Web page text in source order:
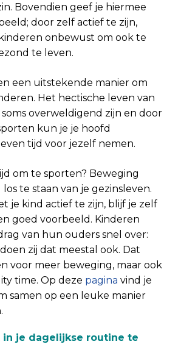
Bovendien geef je hiermee
door zelf actief te zijn,
onbewust om ook te
te leven.
een uitstekende manier om
Het hectische leven van
overweldigend zijn en door
kun je je hoofd
tijd voor jezelf nemen.
om te sporten? Beweging
te staan van je gezinsleven.
je kind actief te zijn, blijf je zelf
goed voorbeeld. Kinderen
van hun ouders snel over:
zij dat meestal ook. Dat
voor meer beweging, maar ook
time. Op deze pagina vind je
samen op een leuke manier
in je dagelijkse routine te